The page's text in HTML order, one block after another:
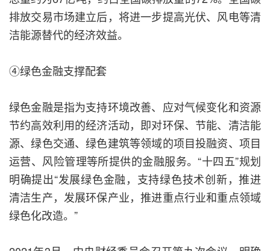
排放交易市场建立后，将进一步提高光伏、风电等清
洁能源替代的经济效益。
④绿色金融支撑配套
绿色金融是指为支持环境改善、应对气候变化和资源
节约高效利用的经济活动，即对环保、节能、清洁能
源、绿色交通、绿色建筑等领域的项目投融资、项目
运营、风险管理等所提供的金融服务。“十四五”规划
明确提出“发展绿色金融，支持绿色技术创新，推进
清洁生产，发展环保产业，推进重点行业和重点领域
绿色化改造。”